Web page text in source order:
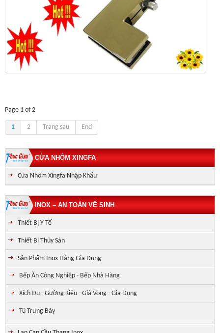
Page 1 of 2
1 2 Trang sau End
CỬA NHÔM XINGFA
Cửa Nhôm Xingfa Nhập Khẩu
INOX – AN TOÀN VỆ SINH
Thiết Bị Y Tế
Thiết Bị Thủy Sản
Sản Phẩm Inox Hàng Gia Dụng
Bếp Ăn Công Nghiệp - Bếp Nhà Hàng
Xích Đu - Gường Kiểu - Giá Võng - Gia Dụng
Tủ Trưng Bày